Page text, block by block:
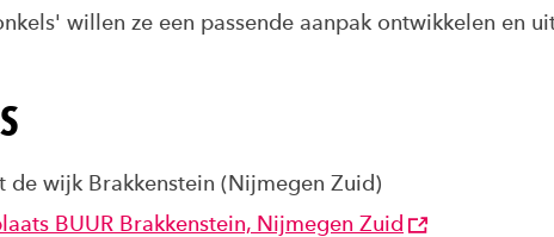
willen ze een passende aanpak ontwikkelen en
de wijk Brakkenstein (Nijmegen Zuid)
BUUR Brakkenstein, Nijmegen Zuid